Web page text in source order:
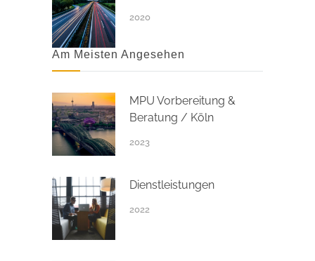
2020
Am Meisten Angesehen
MPU Vorbereitung &
Beratung / Köln
2023
Dienstleistungen
2022